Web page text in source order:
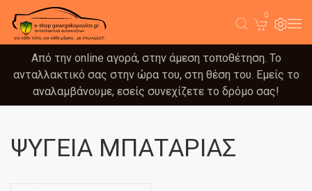
0
Από την online αγορά, στην άμεση τοποθέτηση. Το
ανταλλακτικό σας στην ώρα του, στη θέση του. Εμείς το
αναλαμβάνουμε, εσείς συνεχίζετε το δρόμο σας!
ΨΥΓΕΙΑ ΜΠΑΤΑΡΙΑΣ